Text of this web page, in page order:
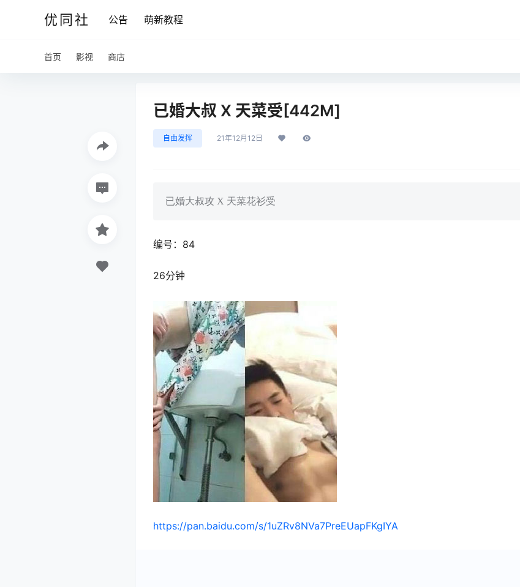
优同社 公告 萌新教程
首页 影视 商店
已婚大叔 X 天菜受[442M]
自由发挥 21年12月12日
已婚大叔攻 X 天菜花衫受
编号：84
26分钟
https://pan.baidu.com/s/1uZRv8NVa7PreEUapFKgIYA